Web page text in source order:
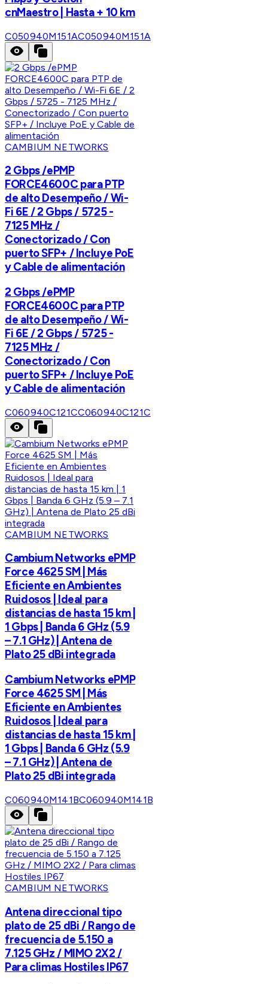
cnMaestro | Hasta + 10 km
C050940M151AC050940M151A
CAMBIUM NETWORKS
2 Gbps /ePMP
FORCE4600C para PTP
de alto Desempeño / Wi-
Fi 6E / 2 Gbps / 5725 -
7125 MHz /
Conectorizado / Con
puerto SFP+ / Incluye PoE
y Cable de alimentación
2 Gbps /ePMP
FORCE4600C para PTP
de alto Desempeño / Wi-
Fi 6E / 2 Gbps / 5725 -
7125 MHz /
Conectorizado / Con
puerto SFP+ / Incluye PoE
y Cable de alimentación
C060940C121CC060940C121C
CAMBIUM NETWORKS
Cambium Networks ePMP
Force 4625 SM | Más
Eficiente en Ambientes
Ruidosos | Ideal para
distancias de hasta 15 km |
1 Gbps | Banda 6 GHz (5.9
– 7.1 GHz) | Antena de
Plato 25 dBi integrada
Cambium Networks ePMP
Force 4625 SM | Más
Eficiente en Ambientes
Ruidosos | Ideal para
distancias de hasta 15 km |
1 Gbps | Banda 6 GHz (5.9
– 7.1 GHz) | Antena de
Plato 25 dBi integrada
C060940M141BC060940M141B
CAMBIUM NETWORKS
Antena direccional tipo
plato de 25 dBi / Rango de
frecuencia de 5.150 a
7.125 GHz / MIMO 2X2 /
Para climas Hostiles IP67